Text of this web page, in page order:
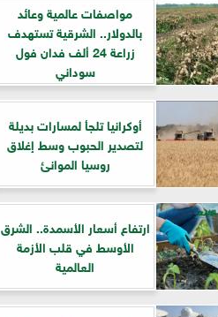
مواصفات عالمية وعائد
بالدولار.. الشرقية تستهدف
زراعة 24 ألف فدان فول
سوداني
أوكرانيا تلجأ لمسارات بديلة
لتصدير الحبوب وسط إغلاق
روسيا الموانئ
ارتفاع أسعار الأسمدة.. الشرق
الأوسط في قلب الأزمة
العالمية